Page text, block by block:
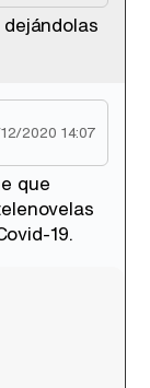
2020 14:07
que
19.